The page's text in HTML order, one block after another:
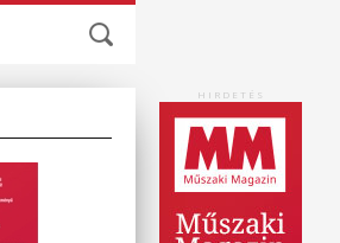
HIRDETÉS